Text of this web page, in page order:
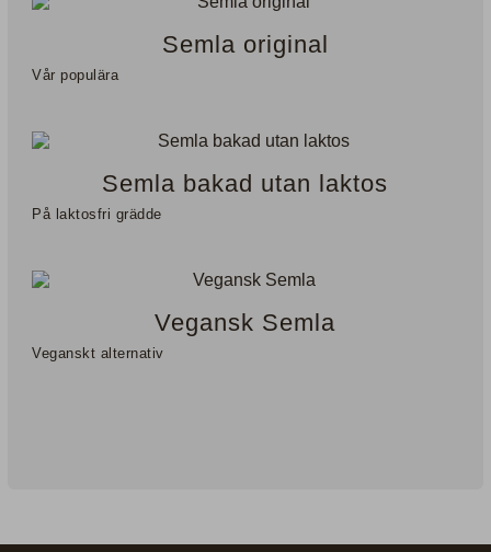
Semla original
Vår populära
Semla bakad utan laktos
På laktosfri grädde
Vegansk Semla
Veganskt alternativ